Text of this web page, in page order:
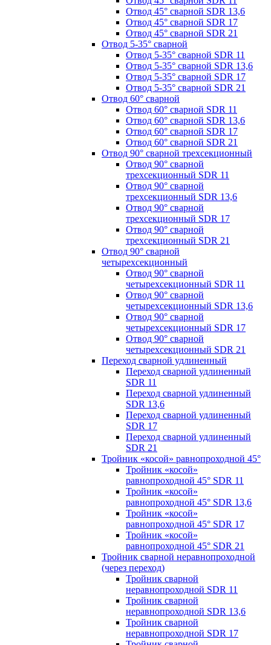
Отвод 45° сварной SDR 13,6
Отвод 45° сварной SDR 17
Отвод 45° сварной SDR 21
Отвод 5-35° сварной
Отвод 5-35° сварной SDR 11
Отвод 5-35° сварной SDR 13,6
Отвод 5-35° сварной SDR 17
Отвод 5-35° сварной SDR 21
Отвод 60° сварной
Отвод 60° сварной SDR 11
Отвод 60° сварной SDR 13,6
Отвод 60° сварной SDR 17
Отвод 60° сварной SDR 21
Отвод 90° сварной трехсекционный
Отвод 90° сварной
трехсекционный SDR 11
Отвод 90° сварной
трехсекционный SDR 13,6
Отвод 90° сварной
трехсекционный SDR 17
Отвод 90° сварной
трехсекционный SDR 21
Отвод 90° сварной
четырехсекционный
Отвод 90° сварной
четырехсекционный SDR 11
Отвод 90° сварной
четырехсекционный SDR 13,6
Отвод 90° сварной
четырехсекционный SDR 17
Отвод 90° сварной
четырехсекционный SDR 21
Переход сварной удлиненный
Переход сварной удлиненный
SDR 11
Переход сварной удлиненный
SDR 13,6
Переход сварной удлиненный
SDR 17
Переход сварной удлиненный
SDR 21
Тройник «косой» равнопроходной 45°
Тройник «косой»
равнопроходной 45° SDR 11
Тройник «косой»
равнопроходной 45° SDR 13,6
Тройник «косой»
равнопроходной 45° SDR 17
Тройник «косой»
равнопроходной 45° SDR 21
Тройник сварной неравнопроходной
(через переход)
Тройник сварной
неравнопроходной SDR 11
Тройник сварной
неравнопроходной SDR 13,6
Тройник сварной
неравнопроходной SDR 17